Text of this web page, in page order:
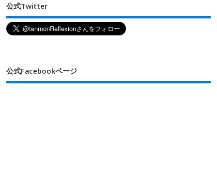
公式Twitter
公式Facebookページ